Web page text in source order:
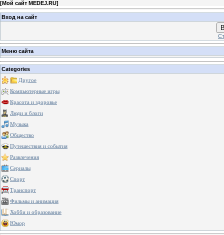
[Мой сайт MEDEJ.RU]
Вход на сайт
Меню сайта
Categories
Другое
Компьютерные игры
Красота и здоровье
Люди и блоги
Музыка
Общество
Путешествия и события
Развлечения
Сериалы
Спорт
Транспорт
Фильмы и анимация
Хобби и образование
Юмор